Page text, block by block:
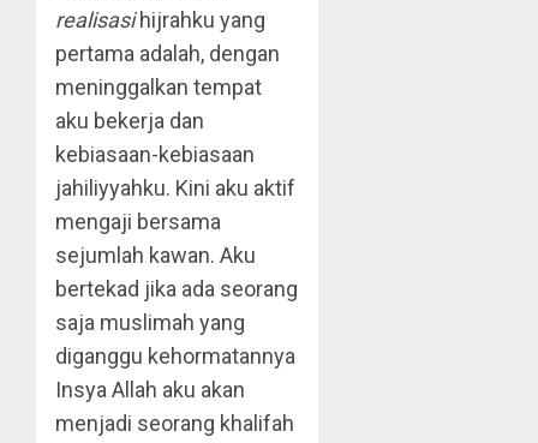
realisasihijrahku yang
pertama adalah, dengan
meninggalkan tempat
aku bekerja dan
kebiasaan-kebiasaan
jahiliyyahku. Kini aku aktif
mengaji bersama
sejumlah kawan. Aku
bertekad jika ada seorang
saja muslimah yang
diganggu kehormatannya
Insya Allah aku akan
menjadi seorang khalifah